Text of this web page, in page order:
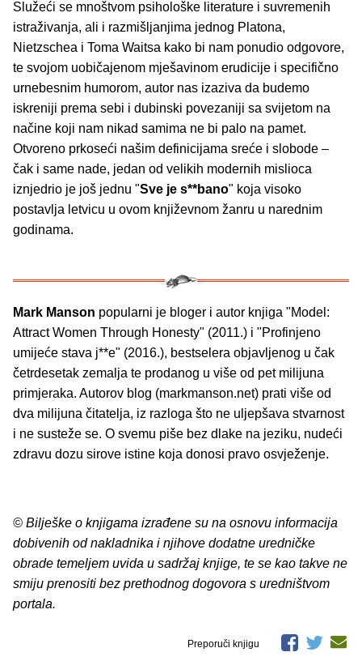
Služeći se mnoštvom psihološke literature i suvremenih
istraživanja, ali i razmišljanjima jednog Platona,
Nietzschea i Toma Waitsa kako bi nam ponudio odgovore,
te svojom uobičajenom mješavinom erudicije i specifično
urnebesnim humorom, autor nas izaziva da budemo
iskreniji prema sebi i dubinski povezaniji sa svijetom na
načine koji nam nikad samima ne bi palo na pamet.
Otvoreno prkoseći našim definicijama sreće i slobode –
čak i same nade, jedan od velikih modernih mislioca
iznjedrio je još jednu "Sve je s**bano" koja visoko
postavlja letvicu u ovom književnom žanru u narednim
godinama.
Mark Manson popularni je bloger i autor knjiga "Model:
Attract Women Through Honesty" (2011.) i "Profinjeno
umijeće stava j**e" (2016.), bestselera objavljenog u čak
četrdesetak zemalja te prodanog u više od pet milijuna
primjeraka. Autorov blog (markmanson.net) prati više od
dva milijuna čitatelja, iz razloga što ne uljepšava stvarnost
i ne susteže se. O svemu piše bez dlake na jeziku, nudeći
zdravu dozu sirove istine koja donosi pravo osvježenje.
© Bilješke o knjigama izrađene su na osnovu informacija
dobivenih od nakladnika i njihove dodatne uredničke
obrade temeljem uvida u sadržaj knjige, te se kao takve ne
smiju prenositi bez prethodnog dogovora s uredništvom
portala.
Preporuči knjigu